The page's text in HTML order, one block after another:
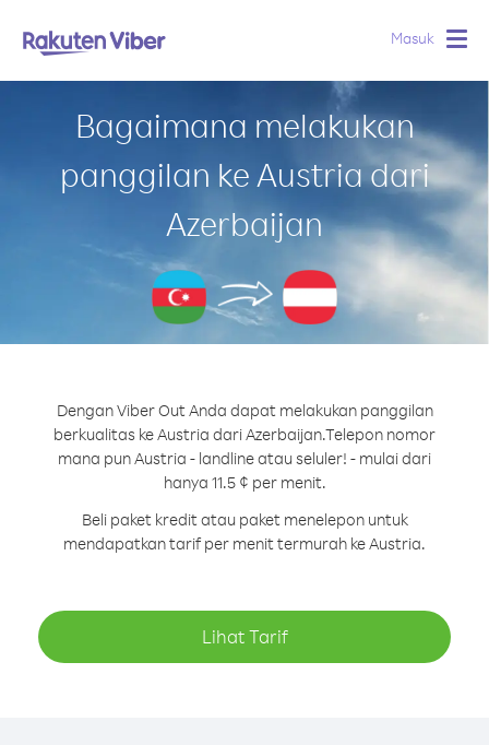
Masuk
Bagaimana melakukan
panggilan ke Austria dari
Azerbaijan
Dengan Viber Out Anda dapat melakukan panggilan
berkualitas ke Austria dari Azerbaijan.Telepon nomor
mana pun Austria - landline atau seluler! - mulai dari
hanya 11.5 ¢ per menit.
Beli paket kredit atau paket menelepon untuk
mendapatkan tarif per menit termurah ke Austria.
Lihat Tarif